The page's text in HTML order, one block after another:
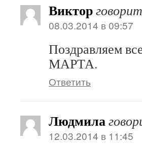
Виктор
08.03.2014 в 09:57
Поздравляем
МАРТА.
Ответить
Людмила
12.03.2014 в 11:45